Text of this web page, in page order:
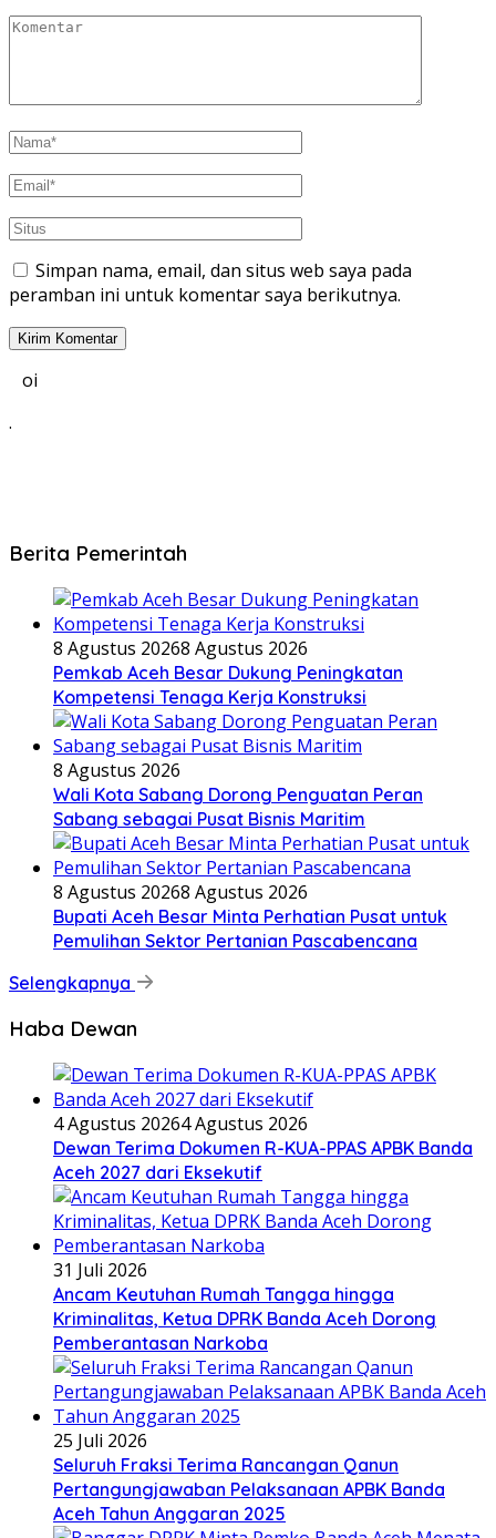
Simpan nama, email, dan situs web saya pada
peramban ini untuk komentar saya berikutnya.
oi
.
Berita Pemerintah
8 Agustus 20268 Agustus 2026
Pemkab Aceh Besar Dukung Peningkatan
Kompetensi Tenaga Kerja Konstruksi
8 Agustus 2026
Wali Kota Sabang Dorong Penguatan Peran
Sabang sebagai Pusat Bisnis Maritim
8 Agustus 20268 Agustus 2026
Bupati Aceh Besar Minta Perhatian Pusat untuk
Pemulihan Sektor Pertanian Pascabencana
Selengkapnya
Haba Dewan
4 Agustus 20264 Agustus 2026
Dewan Terima Dokumen R-KUA-PPAS APBK Banda
Aceh 2027 dari Eksekutif
31 Juli 2026
Ancam Keutuhan Rumah Tangga hingga
Kriminalitas, Ketua DPRK Banda Aceh Dorong
Pemberantasan Narkoba
25 Juli 2026
Seluruh Fraksi Terima Rancangan Qanun
Pertangungjawaban Pelaksanaan APBK Banda
Aceh Tahun Anggaran 2025